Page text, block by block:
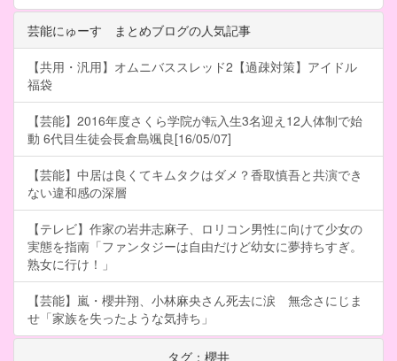
芸能にゅーす まとめブログの人気記事
【共用・汎用】オムニバススレッド2【過疎対策】アイドル
福袋
【芸能】2016年度さくら学院が転入生3名迎え12人体制で始
動 6代目生徒会長倉島颯良[16/05/07]
【芸能】中居は良くてキムタクはダメ？香取慎吾と共演でき
ない違和感の深層
【テレビ】作家の岩井志麻子、ロリコン男性に向けて少女の
実態を指南「ファンタジーは自由だけど幼女に夢持ちすぎ。
熟女に行け！」
【芸能】嵐・櫻井翔、小林麻央さん死去に涙 無念さにじま
せ「家族を失ったような気持ち」
タグ：櫻井